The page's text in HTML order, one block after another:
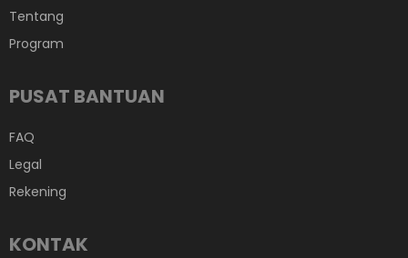
Tentang
Program
PUSAT BANTUAN
FAQ
Legal
Rekening
KONTAK